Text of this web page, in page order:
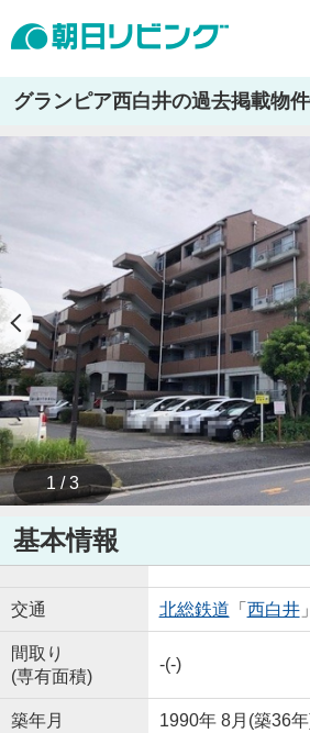
グランピア西白井の過去掲載物
1 / 3
基本情報
交通 北総鉄道 「 西白井
間取り
(専有面積)
-(-)
築年月 1990年 8月(築36